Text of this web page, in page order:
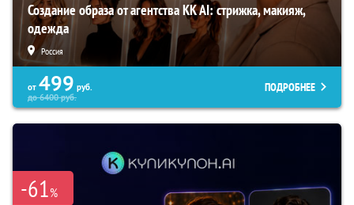
Создание образа от агентства KK AI: стрижка, макияж,
одежда
Россия
от 499 руб.
до6400руб.
ПОДРОБНЕЕ
-61%